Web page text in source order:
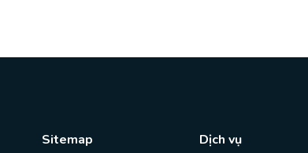
Sitemap
Dịch vụ